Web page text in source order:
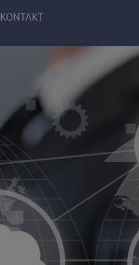
KONTAKT